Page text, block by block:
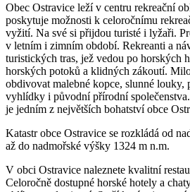
Obec Ostravice leží v centru rekreační
poskytuje možnosti k celoročnímu
vyžití. Na své si přijdou turisté i lyžaři.
v letním i zimním období. Rekreanti a
turistických tras, jež vedou po horských
horských potoků a klidných zákoutí.
obdivovat malebné kopce, slunné louky,
vyhlídky i původní přírodní
je jedním z největších bohatství obce
Katastr obce Ostravice se rozkládá od
až do nadmořské výšky 1324 m n.m.
V obci Ostravice naleznete kvalitní
Celoročně dostupné horské hotely a